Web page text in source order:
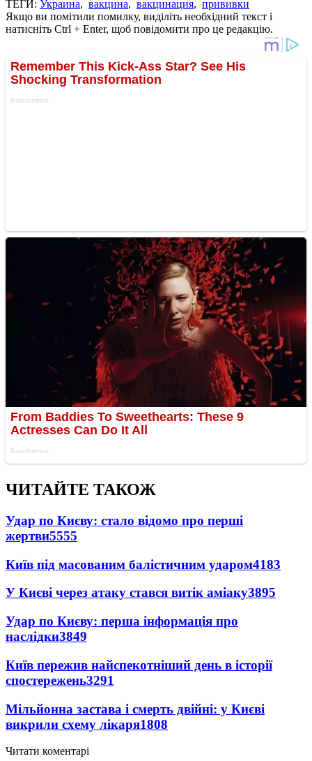
ТЕГИ: Украина, вакцина, вакцинация, прививки
Якщо ви помітили помилку, виділіть необхідний текст і
натисніть Ctrl + Enter, щоб повідомити про це редакцію.
ЧИТАЙТЕ ТАКОЖ
Удар по Києву: стало відомо про перші
жертви5555
Київ під масованим балістичним ударом4183
У Києві через атаку стався витік аміаку3895
Удар по Києву: перша інформація про
наслідки3849
Київ пережив найспекотніший день в історії
спостережень3291
Мільйонна застава і смерть двійні: у Києві
викрили схему лікаря1808
Читати коментарі